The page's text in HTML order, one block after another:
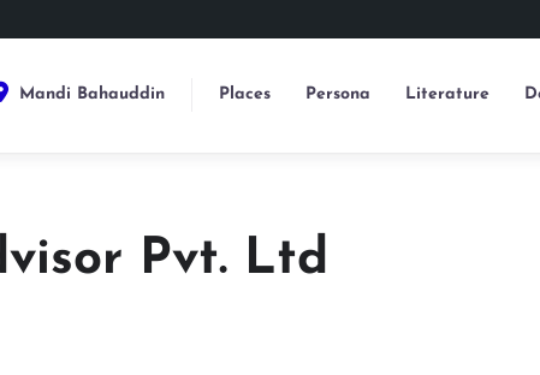
Mandi Bahauddin Places Persona Literature
Pvt. Ltd